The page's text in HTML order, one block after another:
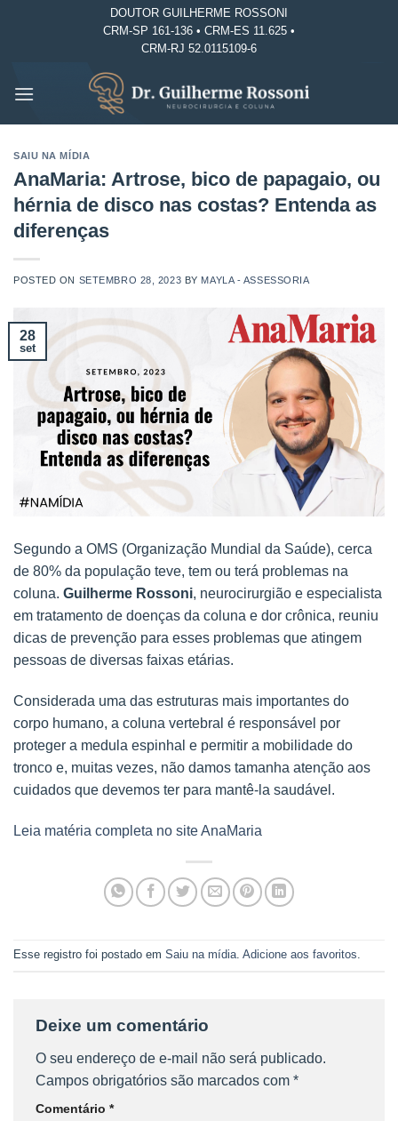
DOUTOR GUILHERME ROSSONI
CRM-SP 161-136 • CRM-ES 11.625 •
CRM-RJ 52.0115109-6
SAIU NA MÍDIA
AnaMaria: Artrose, bico de papagaio, ou
hérnia de disco nas costas? Entenda as
diferenças
POSTED ON SETEMBRO 28, 2023 BY MAYLA - ASSESSORIA
28
set
Segundo a OMS (Organização Mundial da Saúde), cerca
de 80% da população teve, tem ou terá problemas na
coluna. Guilherme Rossoni, neurocirurgião e especialista
em tratamento de doenças da coluna e dor crônica, reuniu
dicas de prevenção para esses problemas que atingem
pessoas de diversas faixas etárias.
Considerada uma das estruturas mais importantes do
corpo humano, a coluna vertebral é responsável por
proteger a medula espinhal e permitir a mobilidade do
tronco e, muitas vezes, não damos tamanha atenção aos
cuidados que devemos ter para mantê-la saudável.
Leia matéria completa no site AnaMaria
Esse registro foi postado em Saiu na mídia. Adicione aos favoritos.
Deixe um comentário
O seu endereço de e-mail não será publicado.
Campos obrigatórios são marcados com *
Comentário *